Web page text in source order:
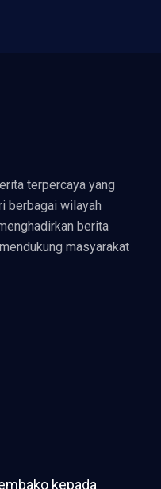
terpercaya yang
berbagai wilayah
berita
masyarakat
kepada